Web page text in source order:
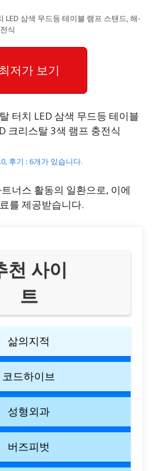
LED 삼색 무드등 테이블 램프 스탠드, 해-
식
저가 보기
터치 LED 삼색 무드등 테이블
크리스탈 3색 램프 충전식
후기 : 6개가 있습니다.
너스 활동의 일환으로, 이에
를 제공받습니다.
천 사이
트
삶의지적
코드하이브
성형외과
버즈피벗